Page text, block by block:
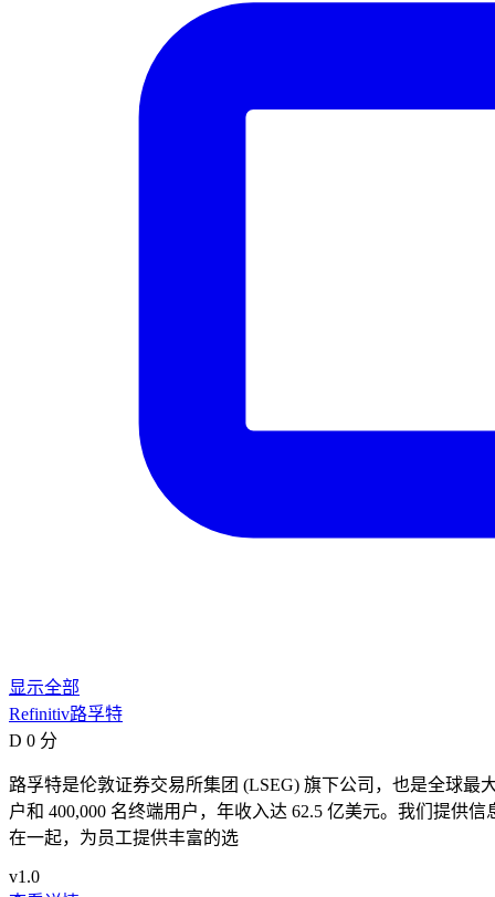
显示全部
Refinitiv路孚特
D 0 分
路孚特是伦敦证券交易所集团 (LSEG) 旗下公司，也是全球最
户和 400,000 名终端用户，年收入达 62.5 亿美元。我们提供
在一起，为员工提供丰富的选
v1.0